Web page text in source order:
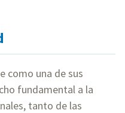
como una de sus
fundamental a la
tanto de las